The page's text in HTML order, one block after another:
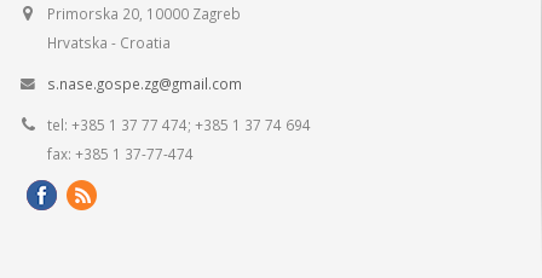
Primorska 20, 10000 Zagreb
Hrvatska - Croatia
s.nase.gospe.zg@gmail.com
tel: +385 1 37 77 474; +385 1 37 74 694
fax: +385 1 37-77-474